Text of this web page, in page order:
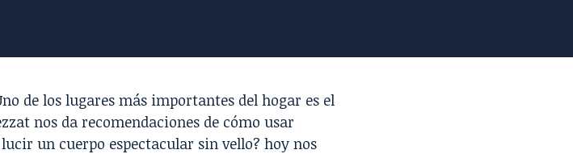
de los lugares más importantes del hogar es el
nos da recomendaciones de cómo usar
un cuerpo espectacular sin vello? hoy nos